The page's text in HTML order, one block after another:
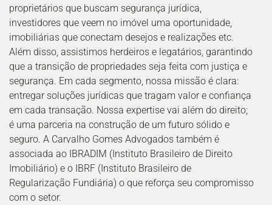
proprietários que buscam segurança jurídica,
investidores que veem no imóvel uma oportunidade,
imobiliárias que conectam desejos e realizações etc.
Além disso, assistimos herdeiros e legatários, garantindo
que a transição de propriedades seja feita com justiça e
segurança. Em cada segmento, nossa missão é clara:
entregar soluções jurídicas que tragam valor e confiança
em cada transação. Nossa expertise vai além do direito;
é uma parceria na construção de um futuro sólido e
seguro. A Carvalho Gomes Advogados também é
associada ao IBRADIM (Instituto Brasileiro de Direito
Imobiliário) e o IBRF (Instituto Brasileiro de
Regularização Fundiária) o que reforça seu compromisso
com o setor.